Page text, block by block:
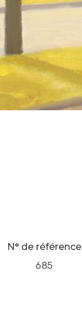
N° de référence
685